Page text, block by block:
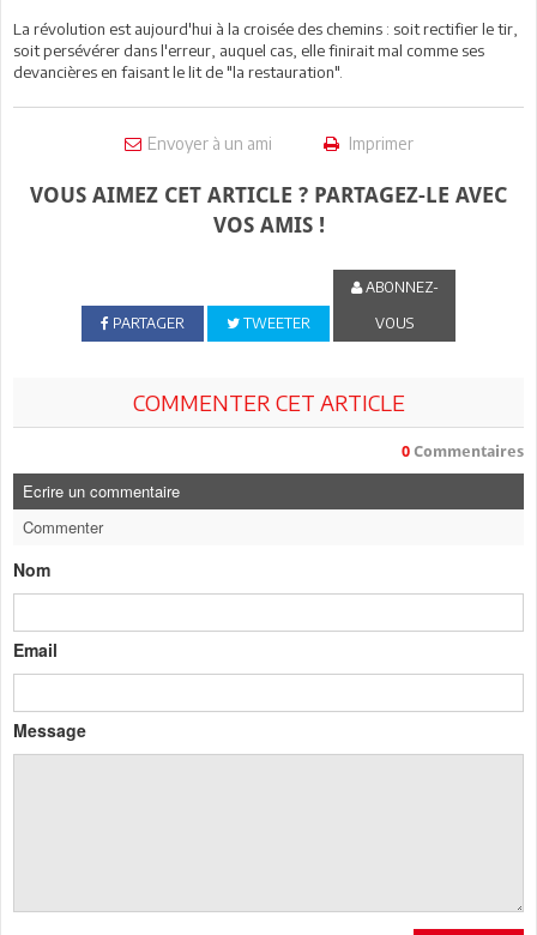
La révolution est aujourd'hui à la croisée des chemins : soit rectifier le tir,
soit persévérer dans l'erreur, auquel cas, elle finirait mal comme ses
devancières en faisant le lit de "la restauration".
Envoyer à un ami Imprimer
VOUS AIMEZ CET ARTICLE ? PARTAGEZ-LE AVEC
VOS AMIS !
PARTAGER TWEETER
ABONNEZ-
VOUS
COMMENTER CET ARTICLE
0 Commentaires
Ecrire un commentaire
Commenter
Nom
Email
Message